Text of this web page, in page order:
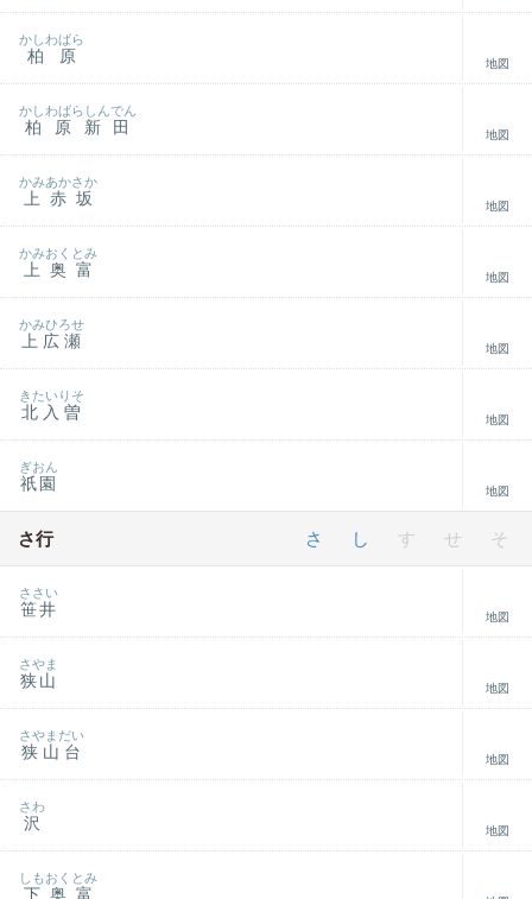
柏原
かしわばら
地図
柏原新田
かしわばらしんでん
地図
上赤坂
かみあかさか
地図
上奥富
かみおくとみ
地図
上広瀬
かみひろせ
地図
北入曽
きたいりそ
地図
祇園
ぎおん
地図
さ行 さ し す せ そ
笹井
ささい
地図
狭山
さやま
地図
狭山台
さやまだい
地図
沢
さわ
地図
下奥富
しもおくとみ